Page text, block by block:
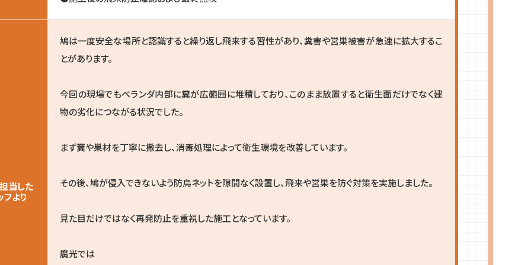
当した
フより
鳩は一度安全な場所と認識すると繰り返し飛来する習性があり、糞害や営巣被害が急速に拡大するこ
とがあります。
今回の現場でもベランダ内部に糞が広範囲に堆積しており、このまま放置すると衛生面だけでなく建
物の劣化につながる状況でした。
まず糞や巣材を丁寧に撤去し、消毒処理によって衛生環境を改善しています。
その後、鳩が侵入できないよう防鳥ネットを隙間なく設置し、飛来や営巣を防ぐ対策を実施しました。
見た目だけではなく再発防止を重視した施工となっています。
廣光では